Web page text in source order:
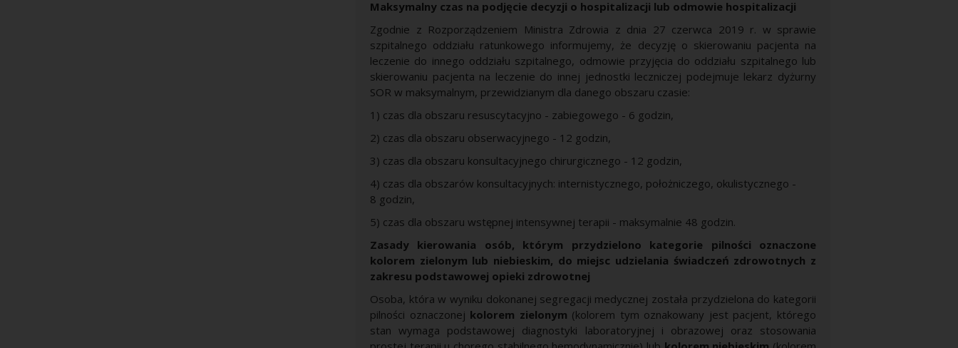
Maksymalny czas na podjęcie decyzji o hospitalizacji lub odmowie hospitalizacji
Zgodnie z Rozporządzeniem Ministra Zdrowia z dnia 27 czerwca 2019 r. w sprawie
szpitalnego oddziału ratunkowego informujemy, że decyzję o skierowaniu pacjenta na
leczenie do innego oddziału szpitalnego, odmowie przyjęcia do oddziału szpitalnego lub
skierowaniu pacjenta na leczenie do innej jednostki leczniczej podejmuje lekarz dyżurny
SOR w maksymalnym, przewidzianym dla danego obszaru czasie:
1) czas dla obszaru resuscytacyjno - zabiegowego - 6 godzin,
2) czas dla obszaru obserwacyjnego - 12 godzin,
3) czas dla obszaru konsultacyjnego chirurgicznego - 12 godzin,
4) czas dla obszarów konsultacyjnych: internistycznego, położniczego, okulistycznego -
8 godzin,
5) czas dla obszaru wstępnej intensywnej terapii - maksymalnie 48 godzin.
Zasady kierowania osób, którym przydzielono kategorie pilności oznaczone
kolorem zielonym lub niebieskim, do miejsc udzielania świadczeń zdrowotnych z
zakresu podstawowej opieki zdrowotnej
Osoba, która w wyniku dokonanej segregacji medycznej została przydzielona do kategorii
pilności oznaczonej kolorem zielonym (kolorem tym oznakowany jest pacjent, którego
stan wymaga podstawowej diagnostyki laboratoryjnej i obrazowej oraz stosowania